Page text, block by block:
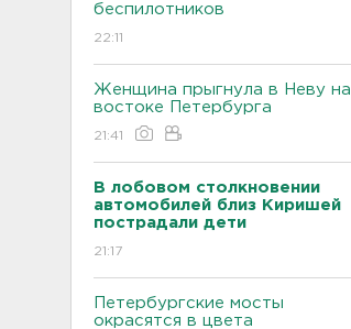
беспилотников
22:11
Женщина прыгнула в Неву на
востоке Петербурга
21:41
В лобовом столкновении
автомобилей близ Киришей
пострадали дети
21:17
Петербургские мосты
окрасятся в цвета